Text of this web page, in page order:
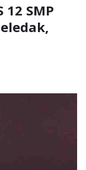
SMP